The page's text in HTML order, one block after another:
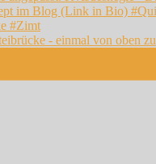
- einmal von oben zu